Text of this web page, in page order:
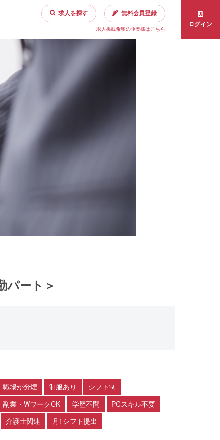
求人を探す 無料会員登録
求人掲載希望の企業様はこちら
ログイン
ート＞
職場が分煙 制服あり
シフト制
副業・WワークOK
学歴不問
PCスキル不要
介護士関連
月1シフト提出